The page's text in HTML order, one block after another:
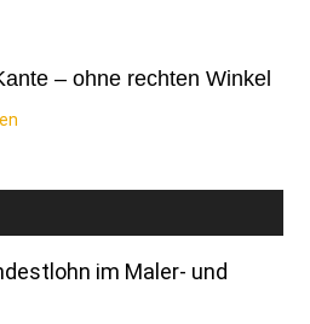
– ohne rechten Winkel